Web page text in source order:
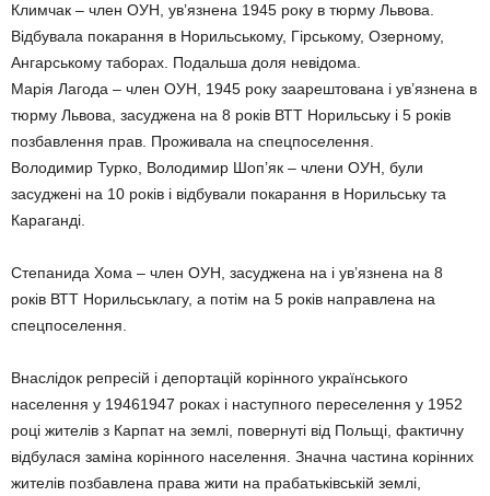
Климчак – член ОУН, ув’язнена 1945 року в тюрму Львова.
Відбувала покарання в Норильському, Гірському, Озерному,
Ангарському таборах. Подальша доля невідома.
Марія Лагода – член ОУН, 1945 року заарештована і ув’язнена в
тюрму Львова, засуджена на 8 років ВТТ Норильську і 5 років
позбавлення прав. Проживала на спецпоселення.
Володимир Турко, Володимир Шоп’як – члени ОУН, були
засуджені на 10 років і відбували покарання в Норильську та
Караганді.
Степанида Хома – член ОУН, засуджена на і ув’язнена на 8
років ВТТ Норильськлагу, а потім на 5 років направлена на
спецпоселення.
Внаслідок репресій і депортацій корінного українського
населення у 19461947 роках і наступного переселення у 1952
році жителів з Карпат на землі, повернуті від Польщі, фактичну
відбулася заміна корінного населення. Значна частина корінних
жителів позбавлена права жити на прабатьківській землі,